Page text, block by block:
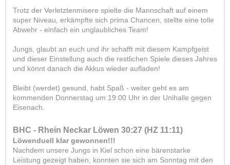
Trotz der Verletztenmisere spielte die Mannschaft auf einem
super Niveau, erkämpfte sich prima Chancen, stellte eine tolle
Abwehr - einfach ein unglaubliches Team!
Jungs, glaubt an euch und ihr schafft mit diesem Kampfgeist
und dieser Einstellung auch die restlichen Spiele dieses Jahres
und könnt danach die Akkus wieder aufladen!
Bleibt (werdet) gesund, habt Spaß - weiter geht es am
kommenden Donnerstag um 19:00 Uhr in der Unihalle gegen
Eisenach.
BHC - Rhein Neckar Löwen 30:27 (HZ 11:11)
Löwenduell klar gewonnen!!!
Nachdem unsere Jungs in Kiel schon eine bärenstarke
Leistung gezeigt haben, konnten sie sich am Sonntag mit den